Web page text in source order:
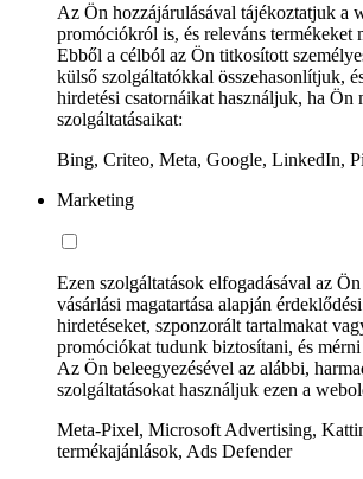
Az Ön hozzájárulásával tájékoztatjuk a
promóciókról is, és releváns termékeket
Ebből a célból az Ön titkosított
külső szolgáltatókkal összehasonlítjuk,
hirdetési csatornáikat használjuk, ha Ön
szolgáltatásaikat:
Bing, Criteo, Meta, Google, LinkedIn,
Marketing
Ezen szolgáltatások elfogadásával az
vásárlási magatartása alapján
hirdetéseket, szponzorált tartalmakat
promóciókat tudunk biztosítani, és
Az Ön beleegyezésével az alábbi,
szolgáltatásokat használjuk ezen a
Meta-Pixel, Microsoft Advertising,
termékajánlások, Ads Defender